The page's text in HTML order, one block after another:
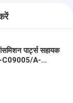
पार्ट्स सहायक
C09005/A-